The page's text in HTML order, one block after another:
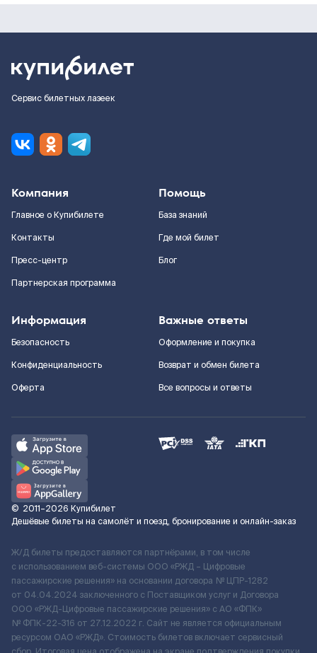
Сервис билетных лазеек
Компания
Главное о Купибилете
Контакты
Пресс-центр
Партнерская программа
Помощь
База знаний
Где мой билет
Блог
Информация
Безопасность
Конфиденциальность
Оферта
Важные ответы
Оформление и покупка
Возврат и обмен билета
Все вопросы и ответы
© 2011–2026 Купибилет
Дешёвые билеты на самолёт и поезд, бронирование и онлайн-заказ
Ж/Д билеты предоставляются партнёрами, в том числе
с использованием веб-системы ООО «РЖД – Цифровые
пассажирские решения» на основании договора № ЦПР-1282
от 04.04.2024 заключенного с Поставщиком услуг и Договора
ООО «РЖД-Цифровые пассажирские решения» c АО «ФПК»
№ ФПК-22-316 от 27.12.2022 г. Сайт не является официальным
ресурсом ОАО «РЖД». Стоимость билетов включает сервисный